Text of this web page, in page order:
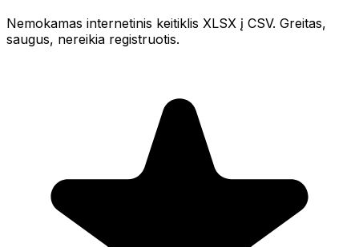
Nemokamas internetinis keitiklis XLSX į CSV. Greitas,
saugus, nereikia registruotis.